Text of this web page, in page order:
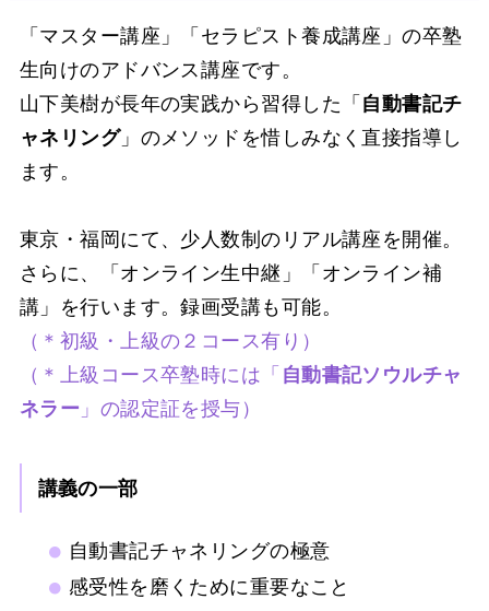
「マスター講座」「セラピスト養成講座」の卒塾
生向けのアドバンス講座です。
山下美樹が長年の実践から習得した「 自動書記チ
ャネリング」のメソッドを惜しみなく直接指導し
ます。
東京・福岡にて、少人数制のリアル講座を開催。
さらに、「オンライン生中継」「オンライン補
講」を行います。録画受講も可能。
（＊初級・上級の２コース有り）
（＊上級コース卒塾時には「 自動書記ソウルチャ
ネラー 」の認定証を授与）
講義の一部
自動書記チャネリングの極意
感受性を磨くために重要なこと